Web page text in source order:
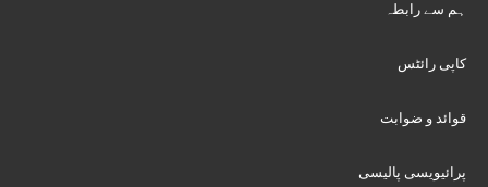
ہم سے رابطہ
کاپی رائٹس
قوائد و ضوابت
پرائیویسی پالیسی